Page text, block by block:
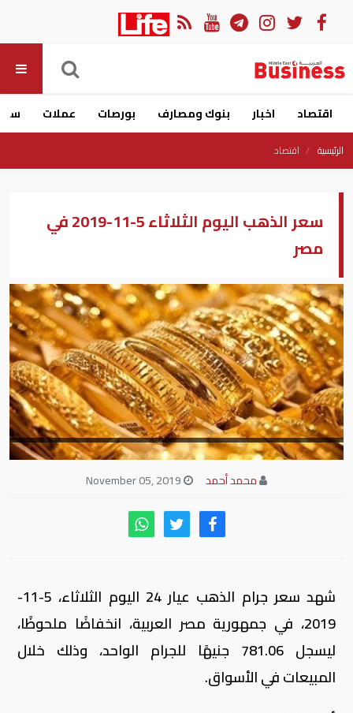
اقتصاد اخبار بنوك ومصارف بورصات عملات
الرئيسية اقتصاد
سعر الذهب اليوم الثلاثاء 5-11-2019 في
مصر
محمد أحمد
شهد سعر جرام الذهب عيار 24 اليوم الثلاثاء، 5-11-
2019، في جمهورية مصر العربية، انخفاضًا ملحوظًا،
ليسجل 781.06 جنيهًا للجرام الواحد، وذلك خلال
المبيعات في الأسواق.